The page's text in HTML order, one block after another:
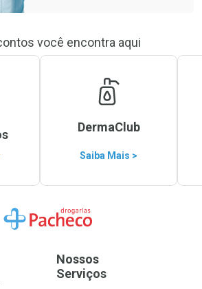
você encontra aqui
DermaClub
Saiba Mais >
Ir para a Home
Nossos
Serviços